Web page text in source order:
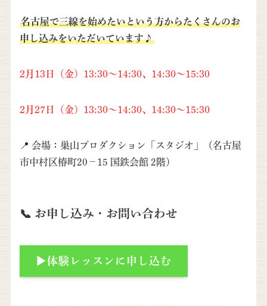
名古屋で三線を始めたいという方からたくさんのお
申し込みをいただいています♪
2月13日（金）13:30～14:30、14:30～15:30
2月27日（金） 13:30～14:30、14:30～15:30
📍 会場：巣山プロダクション「スタジオ」（名古屋
市中村区椿町20−15 国鉄会館 2階）
📞 お申し込み・お問い合わせ
▶体験レッスンに申し込む